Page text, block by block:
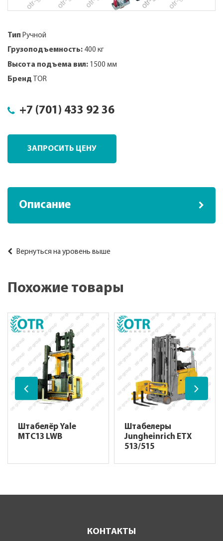
Тип Ручной
Грузоподъемность: 400 кг
Высота подъема вил: 1500 мм
Бренд
TOR
+7 (701) 433 92 36
ЗАПРОСИТЬ ЦЕНУ
Описание
Вернуться на уровень выше
Похожие товары
Штабелёр Yale
MTC13 LWB
Штабелеры
Jungheinrich ETX
513/515
КОНТАКТЫ